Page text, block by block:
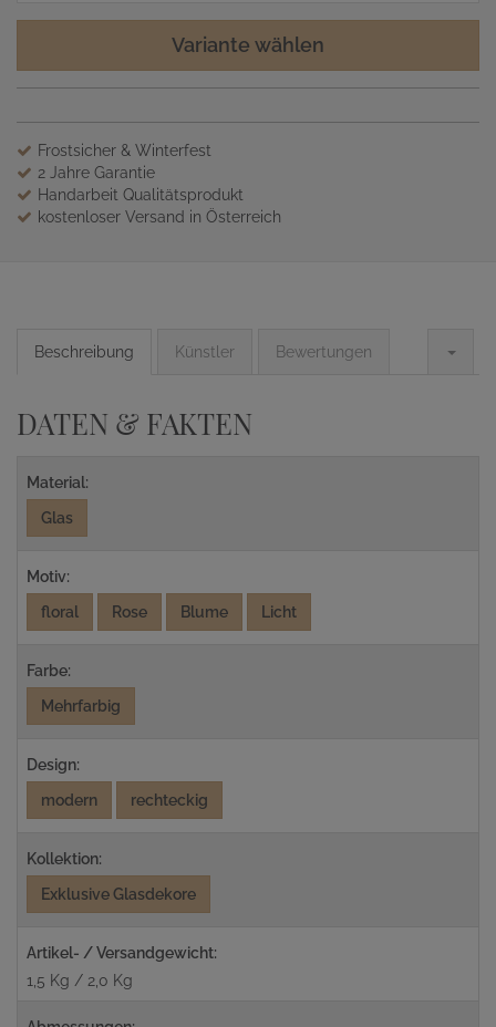
Variante wählen
Frostsicher & Winterfest
2 Jahre Garantie
Handarbeit Qualitätsprodukt
kostenloser Versand in Österreich
Beschreibung Künstler Bewertungen
DATEN & FAKTEN
Material:
Glas
Motiv:
floral
Rose Blume Licht
Farbe:
Mehrfarbig
Design:
modern
rechteckig
Kollektion:
Exklusive Glasdekore
Artikel- / Versandgewicht:
1,5 Kg / 2,0 Kg